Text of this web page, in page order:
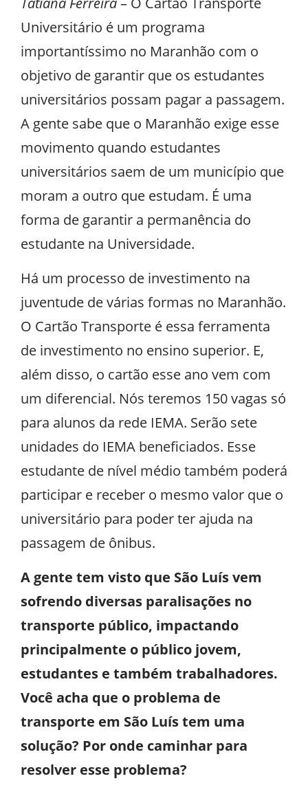
Universitário é um programa
importantíssimo no Maranhão com o
objetivo de garantir que os estudantes
universitários possam pagar a passagem.
A gente sabe que o Maranhão exige esse
movimento quando estudantes
universitários saem de um município que
moram a outro que estudam. É uma
forma de garantir a permanência do
estudante na Universidade.
Há um processo de investimento na
juventude de várias formas no Maranhão.
O Cartão Transporte é essa ferramenta
de investimento no ensino superior. E,
além disso, o cartão esse ano vem com
um diferencial. Nós teremos 150 vagas só
para alunos da rede IEMA. Serão sete
unidades do IEMA beneficiados. Esse
estudante de nível médio também poderá
participar e receber o mesmo valor que o
universitário para poder ter ajuda na
passagem de ônibus.
A gente tem visto que São Luís vem
sofrendo diversas paralisações no
transporte público, impactando
principalmente o público jovem,
estudantes e também trabalhadores.
Você acha que o problema de
transporte em São Luís tem uma
solução? Por onde caminhar para
resolver esse problema?